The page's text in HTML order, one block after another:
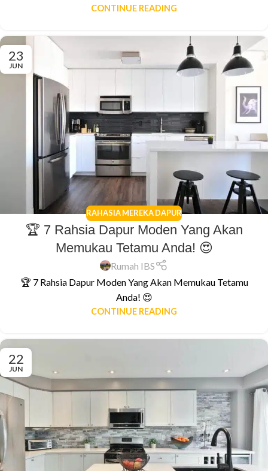
CONTINUE READING
23
JUN
RAHASIA MEREKA DAPUR
🏆 7 Rahsia Dapur Moden Yang Akan
Memukau Tetamu Anda! 😍
Rumah IBS
🏆 7 Rahsia Dapur Moden Yang Akan Memukau Tetamu
Anda! 😍
CONTINUE READING
22
JUN